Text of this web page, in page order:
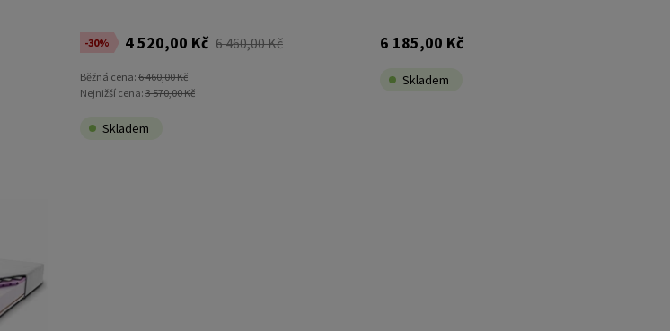
-30% 4 520,00 Kč 6 460,00 Kč
Běžná cena: 6 460,00 Kč
Nejnižší cena: 3 570,00 Kč
Skladem
6 185,00 Kč
Skladem